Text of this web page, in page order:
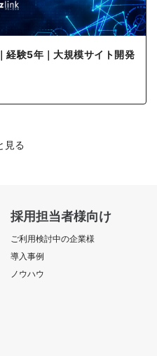
経験5年｜大規模サイト開発
見る
採用担当者様向け
ご利用検討中の企業様
導入事例
ノウハウ